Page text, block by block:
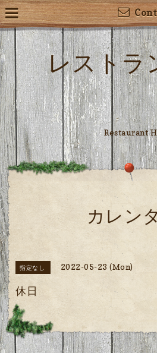
レストラ
Restaurant
カレン
指定なし 2022-05-23 (Mon)
休日